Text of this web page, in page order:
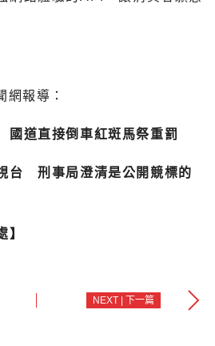
網報導：
道直接倒車紅斑馬祭重罰
台 刑事局澄清是公開競標的
】
NEXT | 下一篇